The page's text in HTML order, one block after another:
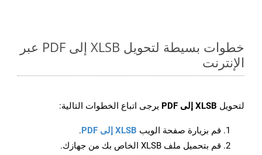
خطوات بسيطة لتحويل XLSB إلى PDF عبر
الإنترنت
لتحويل XLSB إلى PDF يرجى اتباع الخطوات التالية:
قم بزيارة صفحة الويب XLSB إلى PDF
.
قم بتحميل ملف XLSB الخاص بك من جهازك.